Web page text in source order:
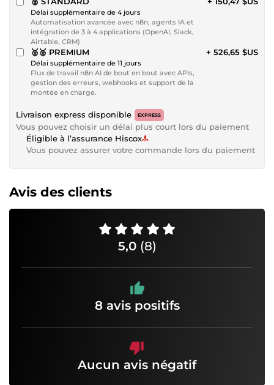
Délai supplémentaire de 4 jours
Automatisation avancée avec n8n, agents IA et
intégration de 3 à 4 applications (OpenAI, Slack,
Airtable, CRM)
🥈🥈 PREMIUM
Délai supplémentaire de 11 jours
Flux de travail n8n AI de bout en bout avec APIs,
gestion des erreurs, webhooks et support de la
montée en charge.
+ 526,65 $US
Livraison express disponible EXPRESS
Vous pouvez choisir un délai plus court lors du paiement
Éligible à l’assurance Hiscox
Vous pouvez assurer votre commande lors du paiement
Avis des clients
5,0 (8)
8 avis positifs
Aucun avis négatif